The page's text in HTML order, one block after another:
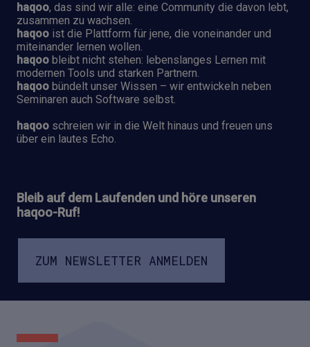
haqoo, das sind wir alle: eine Community die davon lebt,
zusammen zu wachsen.
haqoo ist die Plattform für jene, die voneinander und
miteinander lernen wollen.
haqoo bleibt nicht stehen: lebenslanges Lernen mit
modernen Tools und starken Partnern.
haqoo bündelt unser Wissen – wir entwickeln neben
Seminaren auch Software selbst.
haqoo schreien wir in die Welt hinaus und freuen uns
über ein lautes Echo.
Bleib auf dem Laufenden und höre unseren
haqoo-Ruf!
ZUM NEWSLETTER ANMELDEN